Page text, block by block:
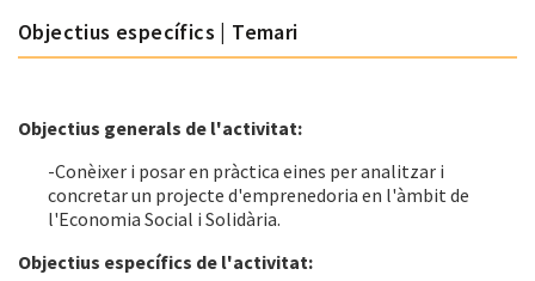
Objectius específics | Temari
Objectius generals de l'activitat:
-Conèixer i posar en pràctica eines per analitzar i
concretar un projecte d'emprenedoria en l'àmbit de
l'Economia Social i Solidària.
Objectius específics de l'activitat: